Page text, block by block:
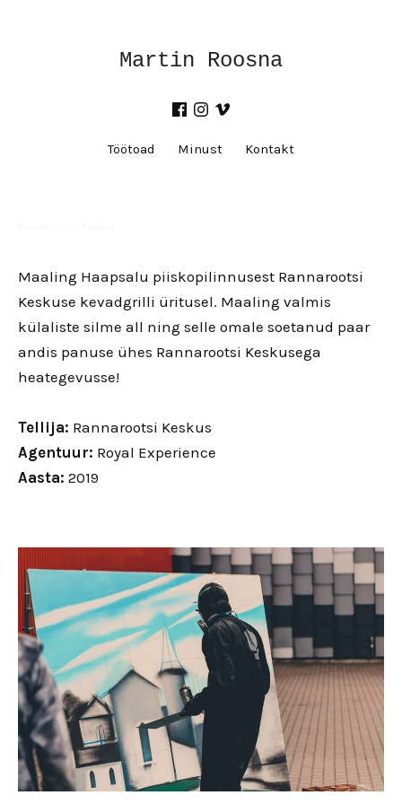
Martin Roosna
Töötoad Minust Kontakt
Maaling Haapsalu piiskopilinnusest Rannarootsi
Keskuse kevadgrilli üritusel. Maaling valmis
külaliste silme all ning selle omale soetanud paar
andis panuse ühes Rannarootsi Keskusega
heategevusse!
Tellija: Rannarootsi Keskus
Agentuur: Royal Experience
Aasta: 2019